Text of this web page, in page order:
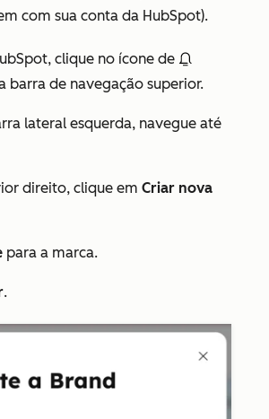
com sua conta da HubSpot).
clique no ícone de
barra de navegação superior.
lateral esquerda, navegue até
direito, clique em Criar nova
para a marca.
.